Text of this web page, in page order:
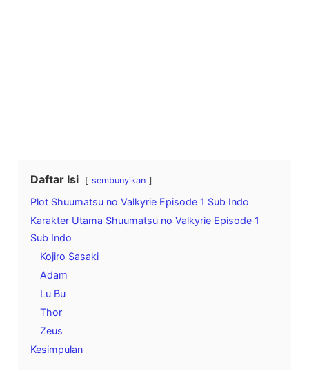
Daftar Isi sembunyikan
Plot Shuumatsu no Valkyrie Episode 1 Sub Indo
Karakter Utama Shuumatsu no Valkyrie Episode 1
Sub Indo
Kojiro Sasaki
Adam
Lu Bu
Thor
Zeus
Kesimpulan